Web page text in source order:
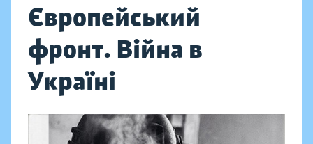
Європейський
фронт. Війна в
Україні